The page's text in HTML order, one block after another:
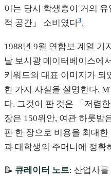
이는 당시 학생층이 거의
적 공간」 소비였다3.
1988년 9월 연합보 계열 기
날 보시광 데이터베이스에
키워드의 대표 이미지가 되
한 가지 사실을 설명한다.
다. 그것이 판 것은 「저렴
장은 150위안, 여관 하룻밤
판 한 장으로 비용을 최대
과 대학생의 주머니에 정확
📝 큐레이터 노트: 산업사를